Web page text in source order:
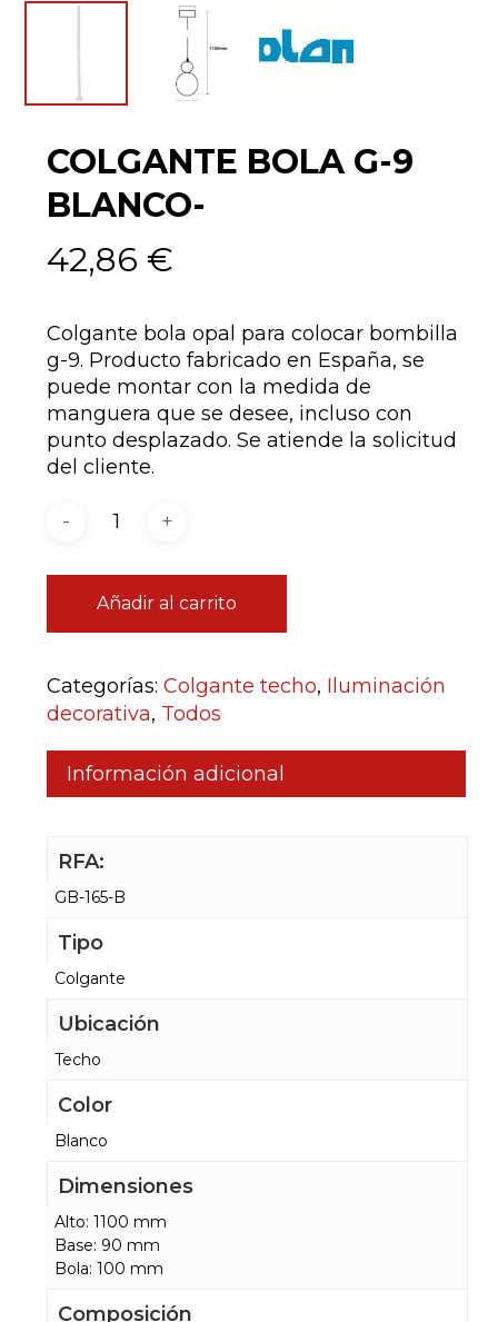
COLGANTE BOLA G-9
BLANCO-
42,86 €
Colgante bola opal para colocar bombilla
g-9. Producto fabricado en España, se
puede montar con la medida de
manguera que se desee, incluso con
punto desplazado. Se atiende la solicitud
del cliente.
Añadir al carrito
Categorías: Colgante techo, Iluminación
decorativa, Todos
Información adicional
RFA:
GB-165-B
Tipo
Colgante
Ubicación
Techo
Color
Blanco
Dimensiones
Alto: 1100 mm
Base: 90 mm
Bola: 100 mm
Composición